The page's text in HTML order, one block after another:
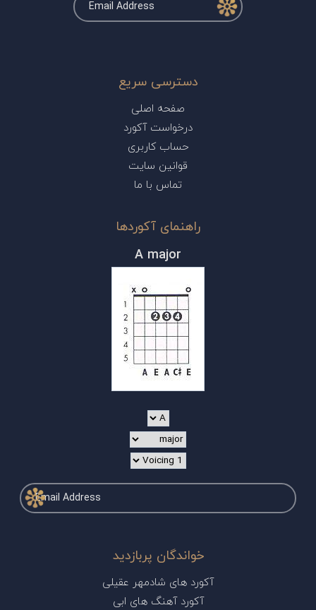
دسترسی سریع
صفحه اصلی
درخواست آکورد
حساب کاربری
قوانین سایت
تماس با ما
راهنمای آکوردها
A major
خواندگان پربازدید
آکورد های شادمهر عقیلی
آکورد آهنگ های ابی